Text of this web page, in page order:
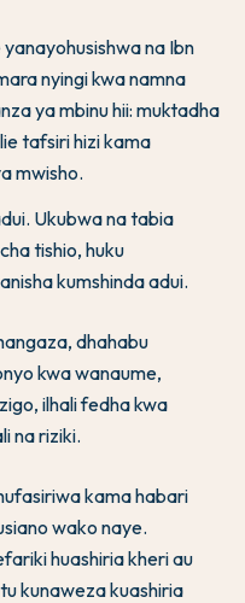
na Ibn
nyingi kwa namna
ya mbinu hii: muktadha
tafsiri hizi kama
mwisho.
Ukubwa na tabia
tishio, huku
kumshinda adui.
dhahabu
kwa wanaume,
ilhali fedha kwa
na riziki.
kama habari
wako naye.
huashiria kheri au
kunaweza kuashiria